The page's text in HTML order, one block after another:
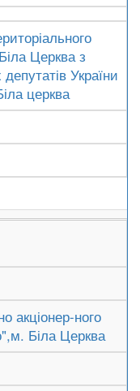
Церква з
України
церква
акціонер-ного
Біла Церква